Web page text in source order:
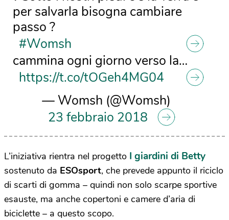
per salvarla bisogna cambiare
passo ?
#Womsh
cammina ogni giorno verso la…
https://t.co/tOGeh4MG04
— Womsh (@Womsh)
23 febbraio 2018
L’iniziativa rientra nel progetto I giardini di Betty
sostenuto da ESOsport, che prevede appunto il riciclo
di scarti di gomma – quindi non solo scarpe sportive
esauste, ma anche copertoni e camere d’aria di
biciclette – a questo scopo.